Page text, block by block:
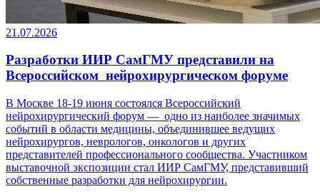
21.07.2026
Разработки ИИР СамГМУ представили на
Всероссийском нейрохирургическом форуме
В Москве 18-19 июня состоялся Всероссийский
нейрохирургический форум — одно из наиболее значимых
событий в области медицины, объединившее ведущих
нейрохирургов, неврологов, онкологов и других
представителей профессионального сообщества. Участником
выставочной экспозиции стал ИИР СамГМУ, представивший
собственные разработки ­­­для нейрохирургии.